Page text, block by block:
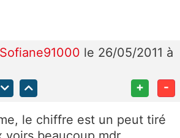
Sofiane91000 le 26/05/2011 à
+ -
le chiffre est un peut tiré